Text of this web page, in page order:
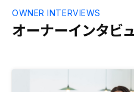
オーナーインタビ
OWNER INTERVIEWS